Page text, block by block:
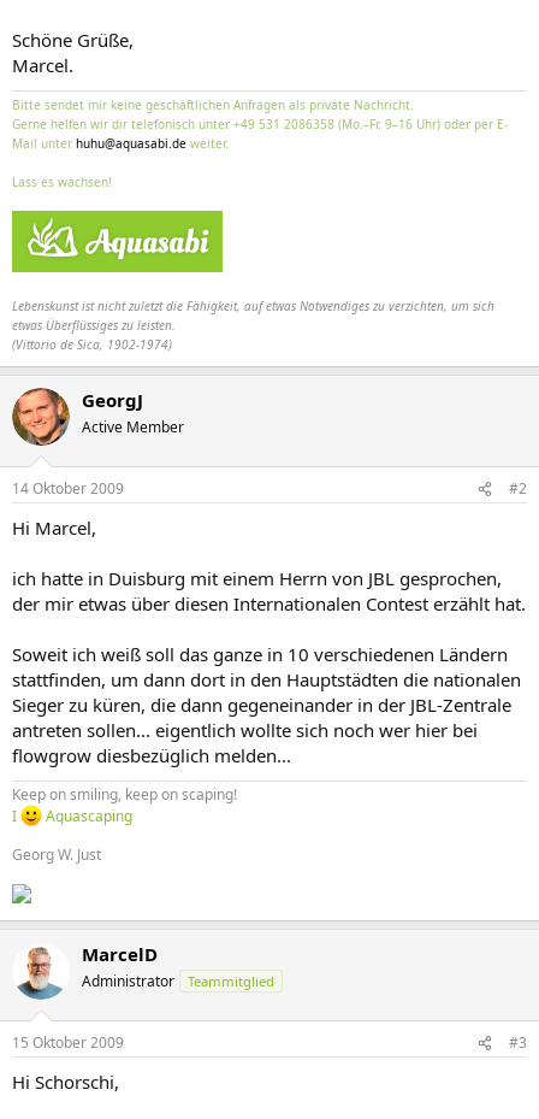
Schöne Grüße,
Marcel.
Bitte sendet mir keine geschäftlichen Anfragen als private Nachricht.
Gerne helfen wir dir telefonisch unter +49 531 2086358 (Mo.–Fr. 9–16 Uhr) oder per E-
Mail unter huhu@aquasabi.de weiter.
Lass es wachsen!
Lebenskunst ist nicht zuletzt die Fähigkeit, auf etwas Notwendiges zu verzichten, um sich
etwas Überflüssiges zu leisten.
(Vittorio de Sica, 1902-1974)
GeorgJ
Active Member
14 Oktober 2009 #2
Hi Marcel,
ich hatte in Duisburg mit einem Herrn von JBL gesprochen,
der mir etwas über diesen Internationalen Contest erzählt hat.
Soweit ich weiß soll das ganze in 10 verschiedenen Ländern
stattfinden, um dann dort in den Hauptstädten die nationalen
Sieger zu küren, die dann gegeneinander in der JBL-Zentrale
antreten sollen... eigentlich wollte sich noch wer hier bei
flowgrow diesbezüglich melden...
Keep on smiling, keep on scaping!
I
Aquascaping
Georg W. Just
MarcelD
Administrator Teammitglied
15 Oktober 2009 #3
Hi Schorschi,